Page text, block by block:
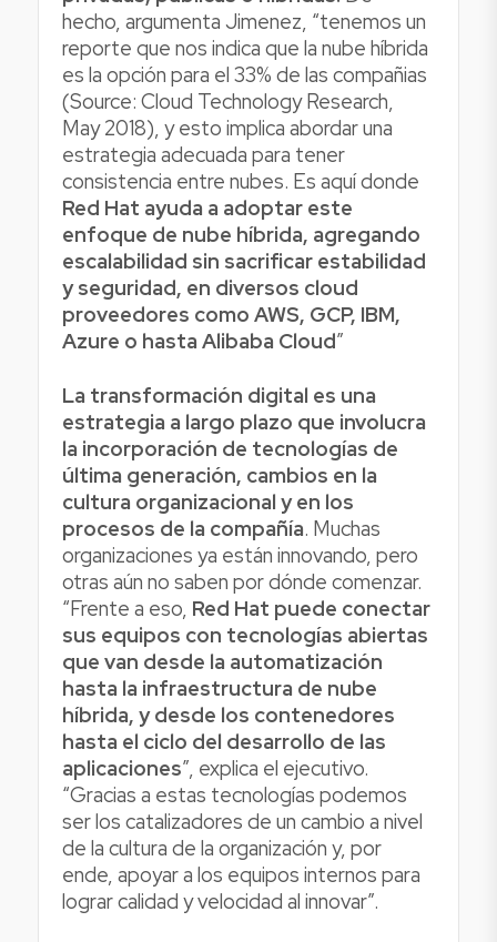
hecho, argumenta Jimenez, “tenemos un
reporte que nos indica que la nube híbrida
es la opción para el 33% de las compañias
(Source: Cloud Technology Research,
May 2018), y esto implica abordar una
estrategia adecuada para tener
consistencia entre nubes. Es aquí donde
Red Hat ayuda a adoptar este
enfoque de nube híbrida, agregando
escalabilidad sin sacrificar estabilidad
y seguridad, en diversos cloud
proveedores como AWS, GCP, IBM,
Azure o hasta Alibaba Cloud”
La transformación digital es una
estrategia a largo plazo que involucra
la incorporación de tecnologías de
última generación, cambios en la
cultura organizacional y en los
procesos de la compañía. Muchas
organizaciones ya están innovando, pero
otras aún no saben por dónde comenzar.
“Frente a eso, Red Hat puede conectar
sus equipos con tecnologías abiertas
que van desde la automatización
hasta la infraestructura de nube
híbrida, y desde los contenedores
hasta el ciclo del desarrollo de las
aplicaciones”, explica el ejecutivo.
“Gracias a estas tecnologías podemos
ser los catalizadores de un cambio a nivel
de la cultura de la organización y, por
ende, apoyar a los equipos internos para
lograr calidad y velocidad al innovar”.